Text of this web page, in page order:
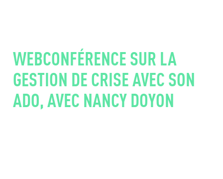
WEBCONFÉRENCE SUR LA
GESTION DE CRISE AVEC SON
ADO, AVEC NANCY DOYON